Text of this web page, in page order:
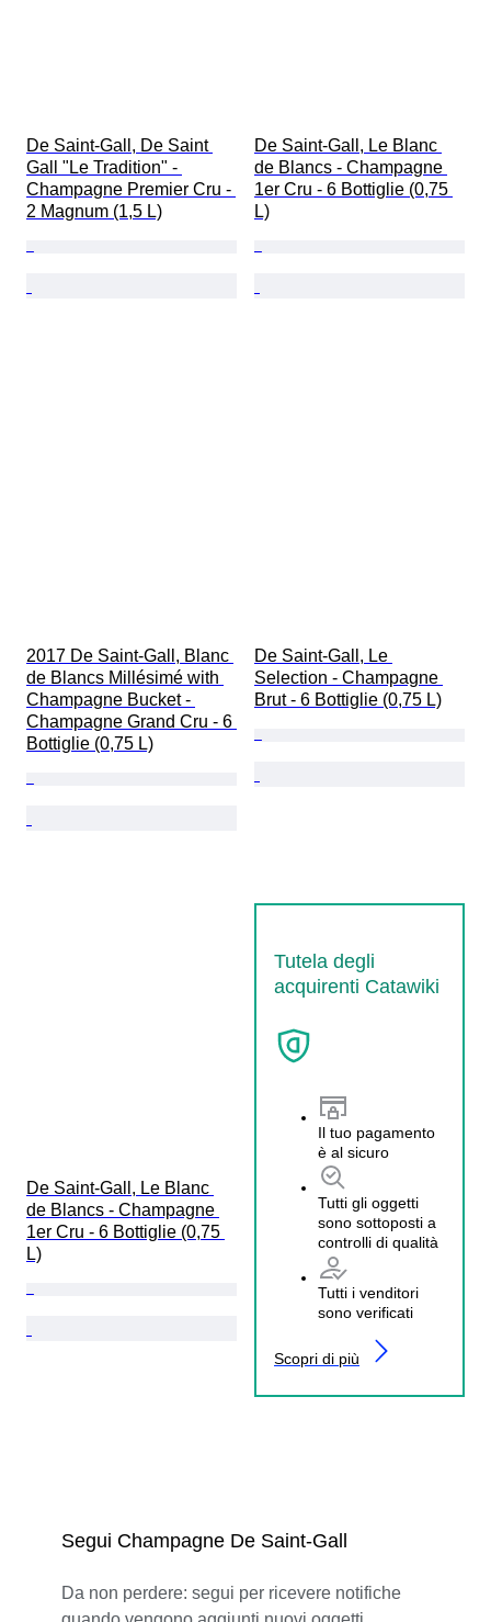
De Saint-Gall, De Saint
Gall "Le Tradition" -
Champagne Premier Cru -
2 Magnum (1,5 L)
De Saint-Gall, Le Blanc
de Blancs - Champagne
1er Cru - 6 Bottiglie (0,75
L)
2017 De Saint-Gall, Blanc
de Blancs Millésimé with
Champagne Bucket -
Champagne Grand Cru - 6
Bottiglie (0,75 L)
De Saint-Gall, Le
Selection - Champagne
Brut - 6 Bottiglie (0,75 L)
De Saint-Gall, Le Blanc
de Blancs - Champagne
1er Cru - 6 Bottiglie (0,75
L)
Tutela degli
acquirenti Catawiki
Il tuo pagamento
è al sicuro
Tutti gli oggetti
sono sottoposti a
controlli di qualità
Tutti i venditori
sono verificati
Scopri di più
Segui Champagne De Saint-Gall
Da non perdere: segui per ricevere notifiche